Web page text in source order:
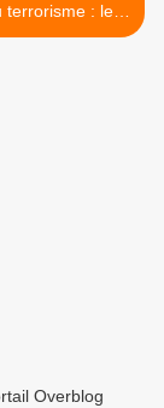
: les
troublantes
Overblog